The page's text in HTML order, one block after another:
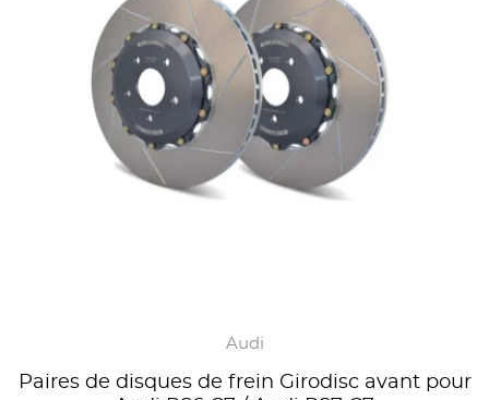
Audi
Paires de disques de frein Girodisc avant pour